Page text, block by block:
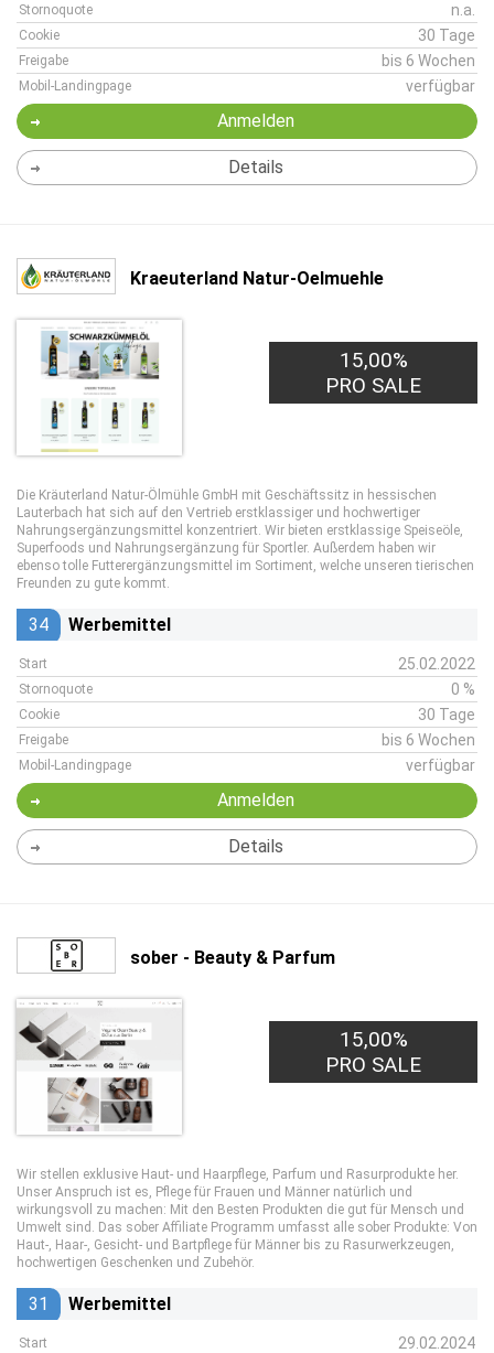
Stornoquote n.a.
Cookie 30 Tage
Freigabe bis 6 Wochen
Mobil-Landingpage verfügbar
Anmelden
Details
Kraeuterland Natur-Oelmuehle
15,00%
PRO SALE
Die Kräuterland Natur-Ölmühle GmbH mit Geschäftssitz in hessischen
Lauterbach hat sich auf den Vertrieb erstklassiger und hochwertiger
Nahrungsergänzungsmittel konzentriert. Wir bieten erstklassige Speiseöle,
Superfoods und Nahrungsergänzung für Sportler. Außerdem haben wir
ebenso tolle Futterergänzungsmittel im Sortiment, welche unseren tierischen
Freunden zu gute kommt.
34 Werbemittel
Start 25.02.2022
Stornoquote 0 %
Cookie 30 Tage
Freigabe bis 6 Wochen
Mobil-Landingpage verfügbar
Anmelden
Details
sober - Beauty & Parfum
15,00%
PRO SALE
Wir stellen exklusive Haut- und Haarpflege, Parfum und Rasurprodukte her.
Unser Anspruch ist es, Pflege für Frauen und Männer natürlich und
wirkungsvoll zu machen: Mit den Besten Produkten die gut für Mensch und
Umwelt sind. Das sober Affiliate Programm umfasst alle sober Produkte: Von
Haut-, Haar-, Gesicht- und Bartpflege für Männer bis zu Rasurwerkzeugen,
hochwertigen Geschenken und Zubehör.
31 Werbemittel
Start 29.02.2024